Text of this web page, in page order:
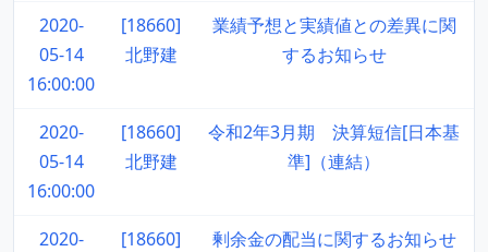
2020-
05-14
16:00:00
[18660]
北野建
業績予想と実績値との差異に関
するお知らせ
2020-
05-14
16:00:00
[18660]
北野建
令和2年3月期 決算短信[日本基
準]（連結）
2020-
[18660]
剰余金の配当に関するお知らせ